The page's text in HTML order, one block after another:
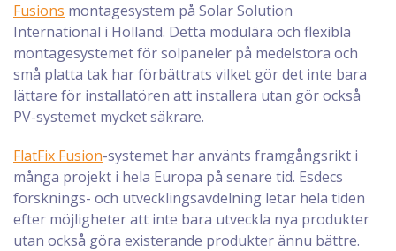
Fusions montagesystem på Solar Solution
International i Holland. Detta modulära och flexibla
montagesystemet för solpaneler på medelstora och
små platta tak har förbättrats vilket gör det inte bara
lättare för installatören att installera utan gör också
PV-systemet mycket säkrare.
FlatFix Fusion-systemet har använts framgångsrikt i
många projekt i hela Europa på senare tid. Esdecs
forsknings- och utvecklingsavdelning letar hela tiden
efter möjligheter att inte bara utveckla nya produkter
utan också göra existerande produkter ännu bättre.